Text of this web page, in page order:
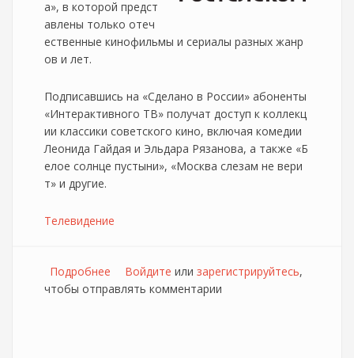
а», в которой предст
авлены только отеч
ественные кинофильмы и сериалы разных жанр
ов и лет.
Подписавшись на «Сделано в России» абоненты
«Интерактивного ТВ» получат доступ к коллекц
ии классики советского кино, включая комедии
Леонида Гайдая и Эльдара Рязанова, а также «Б
елое солнце пустыни», «Москва слезам не вери
т» и другие.
Телевидение
Подробнее о Ростелеком запустил новую подписку в
рамках интерактивного тв
Войдите или зарегистрируйтесь,
чтобы отправлять комментарии